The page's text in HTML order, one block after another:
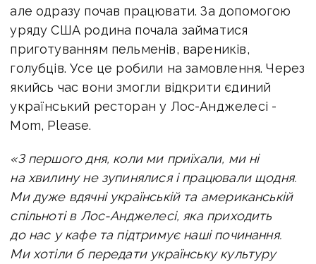
але одразу почав працювати. За допомогою
уряду США родина почала займатися
приготуванням пельменів, вареників,
голубців. Усе це робили на замовлення. Через
якийсь час вони змогли відкрити єдиний
український ресторан у Лос-Анджелесі -
Mom, Please.
«З першого дня, коли ми приїхали, ми ні
на хвилину не зупинялися і працювали щодня.
Ми дуже вдячні українській та американській
спільноті в Лос-Анджелесі, яка приходить
до нас у кафе та підтримує наші починання.
Ми хотіли б передати українську культуру